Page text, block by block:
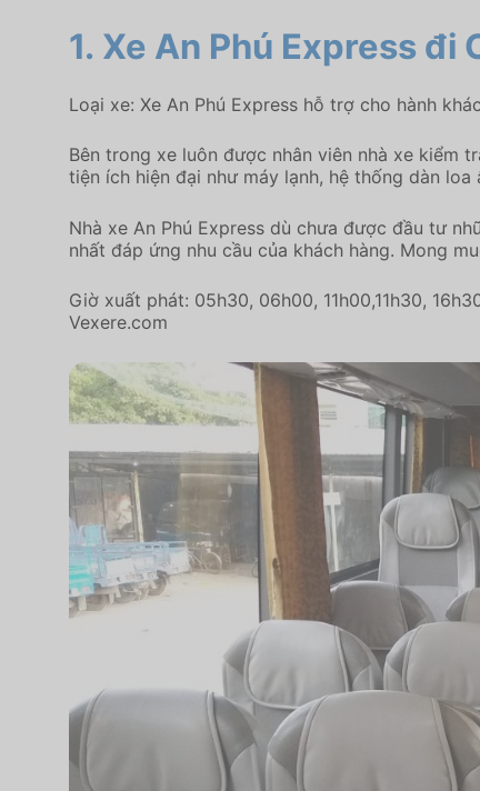
1. Xe An Phú Express đi
Loại xe: Xe An Phú Express hỗ trợ cho hành
Bên trong xe luôn được nhân viên nhà xe kiểm
tiện ích hiện đại như máy lạnh, hệ thống dàn
Nhà xe An Phú Express dù chưa được đầu tư
nhất đáp ứng nhu cầu của khách hàng. Mong
Giờ xuất phát: 05h30, 06h00, 11h00,11h30,
Vexere.com